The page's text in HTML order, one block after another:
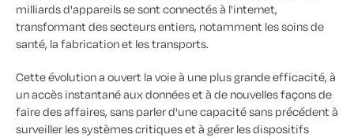
milliards d'appareils se sont connectés à l'internet,
transformant des secteurs entiers, notamment les soins de
santé, la fabrication et les transports.
Cette évolution a ouvert la voie à une plus grande efficacité, à
un accès instantané aux données et à de nouvelles façons de
faire des affaires, sans parler d'une capacité sans précédent à
surveiller les systèmes critiques et à gérer les dispositifs